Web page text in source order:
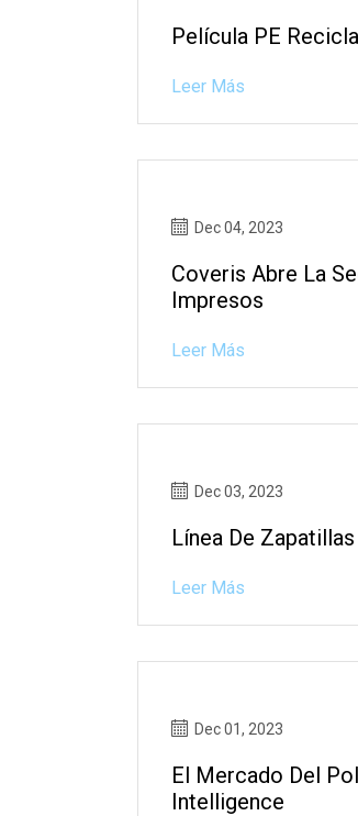
Película PE
Leer Más
Dec 04, 2023
Coveris Abre La
Impresos
Leer Más
Dec 03, 2023
Línea De
Leer Más
Dec 01, 2023
El Mercado Del
Intelligence